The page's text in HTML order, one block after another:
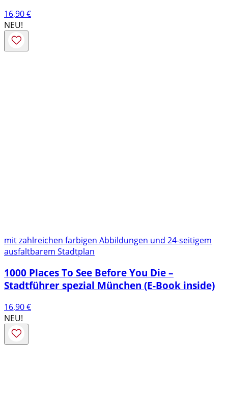
16,90€
NEU!
mit zahlreichen farbigen Abbildungen und 24-seitigem
ausfaltbarem Stadtplan
1000 Places To See Before You Die –
Stadtführer spezial München (E-Book inside)
16,90€
NEU!